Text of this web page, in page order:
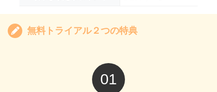
無料トライアル２つの特典
01